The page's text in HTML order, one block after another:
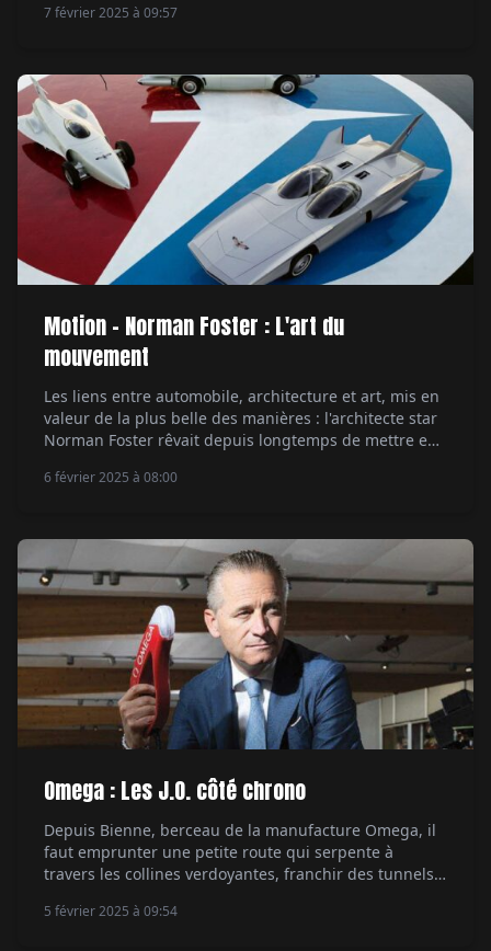
la saisir du regard, elle invente un appétit d'aquarelle.
7 février 2025 à 09:57
Motion - Norman Foster : L'art du
mouvement
Les liens entre automobile, architecture et art, mis en
valeur de la plus belle des manières : l'architecte star
Norman Foster rêvait depuis longtemps de mettre en
Une exposition érudite et passionnante d'une histoire
6 février 2025 à 08:00
Omega : Les J.O. côté chrono
Depuis Bienne, berceau de la manufacture Omega, il
faut emprunter une petite route qui serpente à
travers les collines verdoyantes, franchir des tunnels
où se pressent les maisons du village de Corgémont, 1
5 février 2025 à 09:54